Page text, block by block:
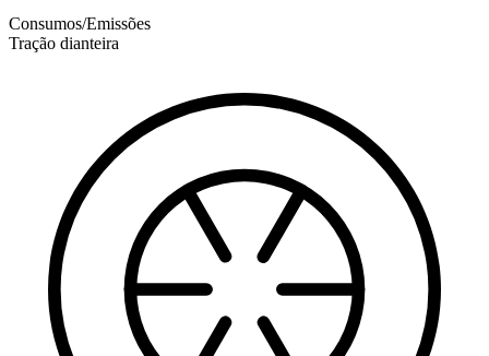
Consumos/Emissões
Tração dianteira